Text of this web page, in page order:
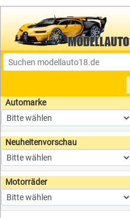
Automarke
Neuheitenvorschau
Motorräder